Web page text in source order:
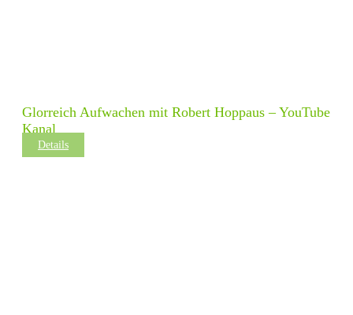
Glorreich Aufwachen mit Robert Hoppaus – YouTube
Kanal
Details